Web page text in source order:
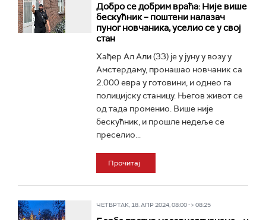
Добро се добрим враћа: Није више
бескућник – поштени налазач
пуног новчаника, уселио се у свој
стан
Хађер Ал Али (33) је у јуну у возу у
Амстердаму, пронашао новчаник са
2.000 евра у готовини, и однео га
полицијску станицу. Његов живот се
од тада променио. Више није
бескућник, и прошле недеље се
преселио...
Прочитај
ЧЕТВРТАК, 18. АПР 2024, 08:00 -> 08:25